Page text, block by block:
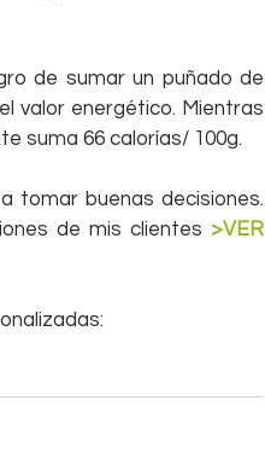
de sumar un puñado de
valor energético. Mientras
suma 66 calorías/ 100g.
tomar buenas decisiones.
de mis clientes >VER